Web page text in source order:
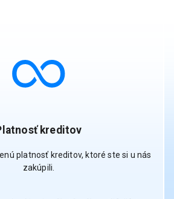
kreditov
platnosť kreditov, ktoré ste si u nás
zakúpili.